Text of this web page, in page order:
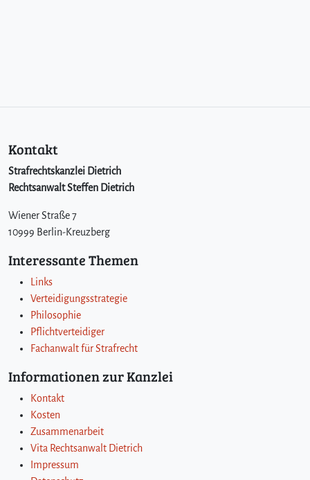
Kontakt
Strafrechtskanzlei Dietrich
Rechtsanwalt Steffen Dietrich
Wiener Straße 7
10999 Berlin-Kreuzberg
Interessante Themen
Links
Verteidigungsstrategie
Philosophie
Pflichtverteidiger
Fachanwalt für Strafrecht
Informationen zur Kanzlei
Kontakt
Kosten
Zusammenarbeit
Vita Rechtsanwalt Dietrich
Impressum